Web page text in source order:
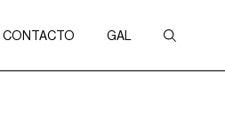
CONTACTO GAL